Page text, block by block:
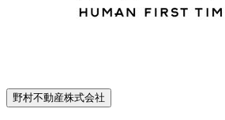
野村不動産株式会社